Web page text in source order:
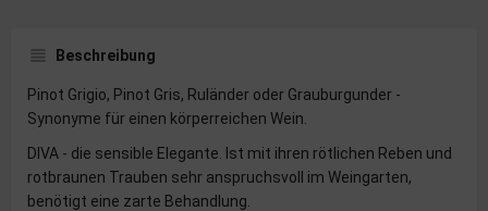
Beschreibung
Pinot Grigio, Pinot Gris, Ruländer oder Grauburgunder -
Synonyme für einen körperreichen Wein.
DIVA - die sensible Elegante. Ist mit ihren rötlichen Reben und
rotbraunen Trauben sehr anspruchsvoll im Weingarten,
benötigt eine zarte Behandlung.